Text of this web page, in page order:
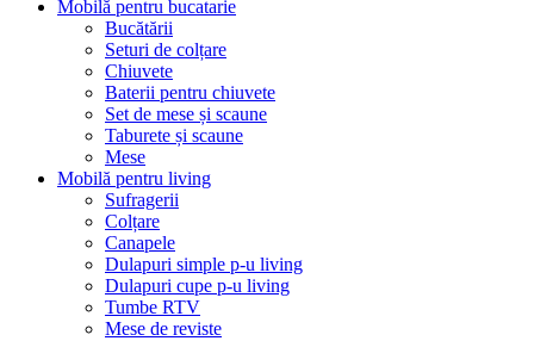
Mobilă pentru bucatarie
Bucătării
Seturi de colțare
Chiuvete
Baterii pentru chiuvete
Set de mese și scaune
Taburete și scaune
Mese
Mobilă pentru living
Sufragerii
Colțare
Canapele
Dulapuri simple p-u living
Dulapuri cupe p-u living
Tumbe RTV
Mese de reviste